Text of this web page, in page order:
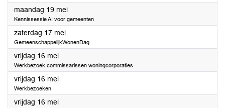
maandag 19 mei2025
Kennissessie AI voor gemeenten
zaterdag 17 mei2025
GemeenschappelijkWonenDag
vrijdag 16 mei2025
Werkbezoek commissarissen woningcorporaties
vrijdag 16 mei2025
Werkbezoeken
vrijdag 16 mei2025